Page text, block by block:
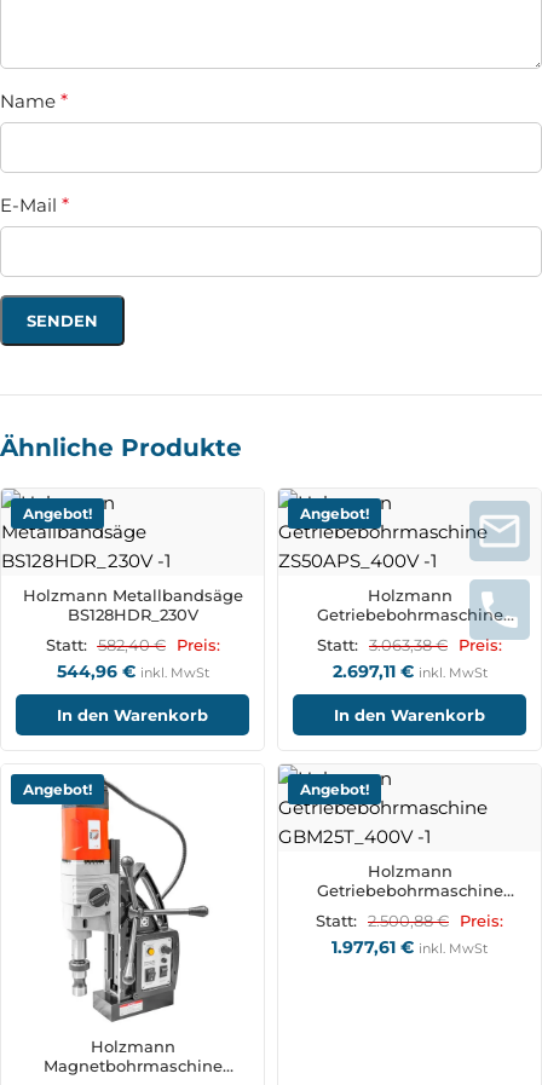
Name *
E-Mail *
Ähnliche Produkte
Angebot!
Holzmann Metallbandsäge
BS128HDR_230V
Statt: 582,40€ Preis:
544,96 € inkl. MwSt
In den Warenkorb
Angebot!
Holzmann
Getriebebohrmaschine
ZS50APS_400V
Statt: 3.063,38€ Preis:
2.697,11 € inkl. MwSt
In den Warenkorb
Angebot!
Holzmann
Magnetbohrmaschine
Angebot!
Holzmann
Getriebebohrmaschine
Statt: 2.500,88€ Preis:
1.977,61 € inkl. MwSt